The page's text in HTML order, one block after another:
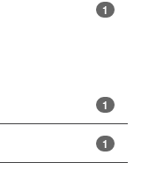
1
1
1